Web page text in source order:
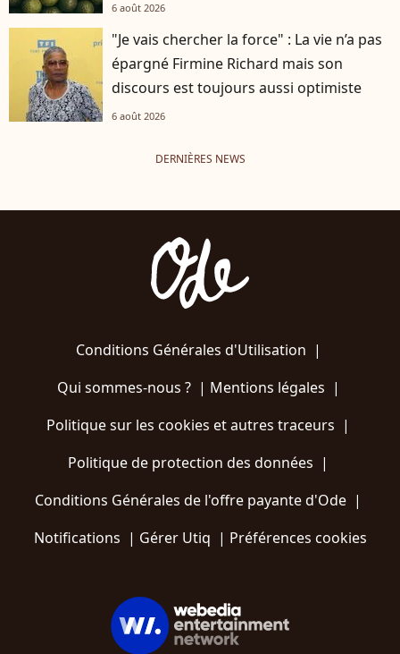
6 août 2026
"Je vais chercher la force" : La vie n’a pas
épargné Firmine Richard mais son
discours est toujours aussi optimiste
6 août 2026
DERNIÈRES NEWS
Conditions Générales d'Utilisation |
Qui sommes-nous ?| Mentions légales |
Politique sur les cookies et autres traceurs |
Politique de protection des données |
Conditions Générales de l'offre payante d'Ode |
Notifications | Gérer Utiq | Préférences cookies